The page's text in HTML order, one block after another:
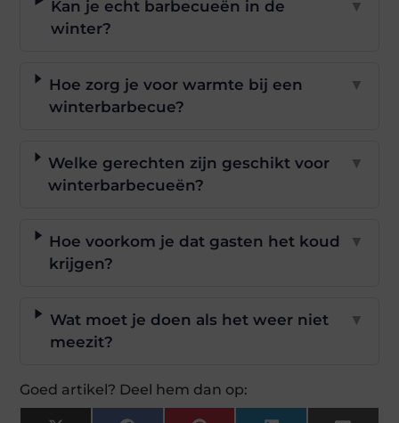
Kan je echt barbecueën in de
winter?
▼
Hoe zorg je voor warmte bij een
winterbarbecue?
▼
Welke gerechten zijn geschikt voor
winterbarbecueën?
▼
Hoe voorkom je dat gasten het koud
krijgen?
▼
Wat moet je doen als het weer niet
meezit?
▼
Goed artikel? Deel hem dan op: